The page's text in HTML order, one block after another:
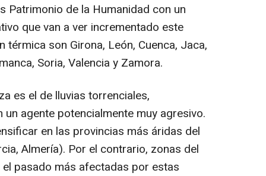
de la Humanidad con un
que van a ver incrementado este
son Girona, León, Cuenca, Jaca,
Soria, Valencia y Zamora.
es el de lluvias torrenciales,
agente potencialmente muy agresivo.
en las provincias más áridas del
Almería). Por el contrario, zonas del
pasado más afectadas por estas